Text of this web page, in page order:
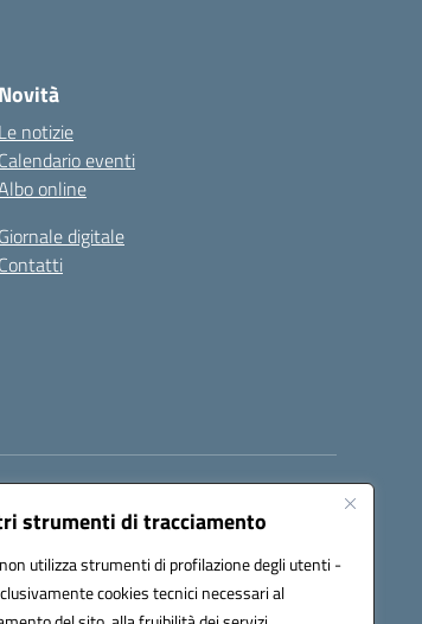
strumenti di tracciamento
utilizza strumenti di profilazione degli utenti -
cookies tecnici necessari al
Novità
Le notizie
Calendario eventi
online
Giornale digitale
Contatti
peic82000d@pec.istruzione.it